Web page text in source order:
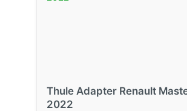
Thule Adapter Renault
2022